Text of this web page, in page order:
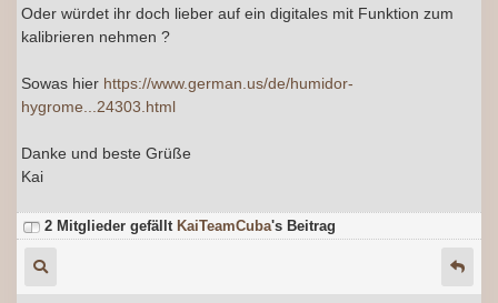
Oder würdet ihr doch lieber auf ein digitales mit Funktion zum
kalibrieren nehmen ?
Sowas hier https://www.german.us/de/humidor-
hygrome...24303.html
Danke und beste Grüße
Kai
2 Mitglieder gefällt KaiTeamCuba's Beitrag